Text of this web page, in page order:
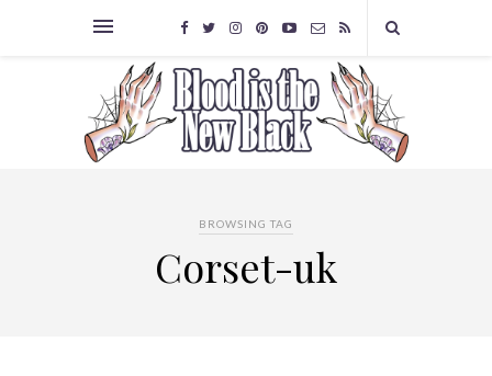
BROWSING TAG
Corset-uk